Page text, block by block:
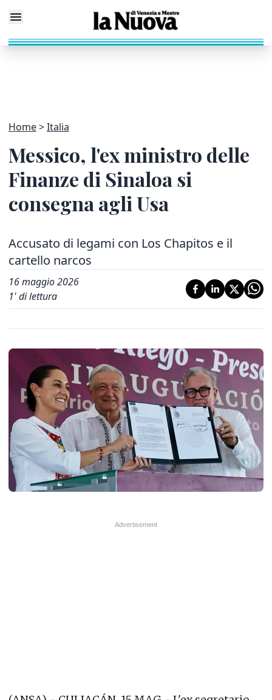
Home Italia
Messico, l'ex ministro delle
Finanze di Sinaloa si
consegna agli Usa
Accusato di legami con Los Chapitos e il
cartello narcos
16 maggio 2026
1' di lettura